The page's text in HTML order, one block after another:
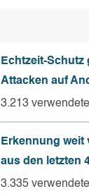
Echtzeit-Schutz
Attacken auf
3.213
Erkennung weit
aus den letzten
3.335